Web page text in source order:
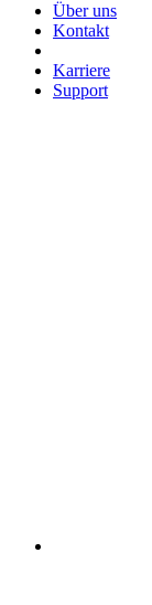
Über uns
Kontakt
Karriere
Support